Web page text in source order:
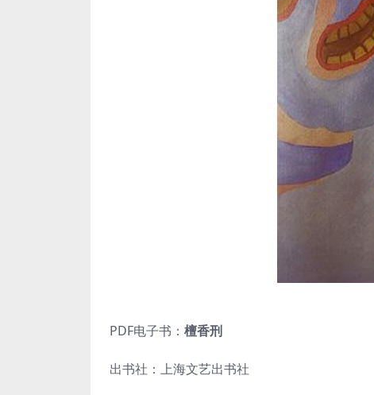
PDF电子书： 檀香刑
出书社：上海文艺出书社